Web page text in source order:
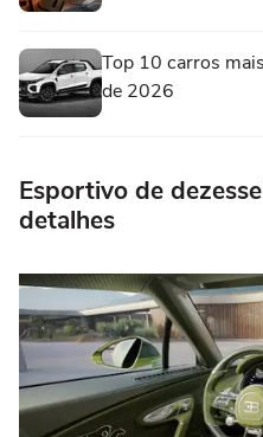
Top 10 carros
de 2026
Esportivo de
detalhes